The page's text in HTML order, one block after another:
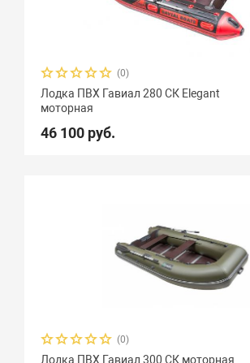
Количество сидений
(0)
Лодка ПВХ Гавиал 280 СК Elegant
моторная
46 100 руб.
(0)
Лодка ПВХ Гавиал 300 СК моторная